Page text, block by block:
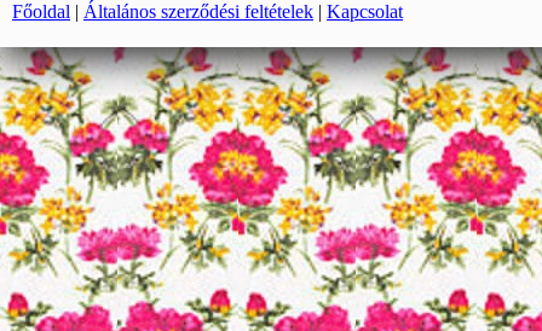
Főoldal | Általános szerződési feltételek | Kapcsolat